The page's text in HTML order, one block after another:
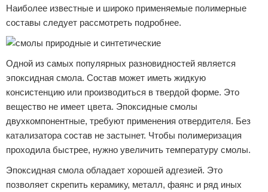
Наиболее известные и широко применяемые полимерные
составы следует рассмотреть подробнее.
Одной из самых популярных разновидностей является
эпоксидная смола. Состав может иметь жидкую
консистенцию или производиться в твердой форме. Это
вещество не имеет цвета. Эпоксидные смолы
двухкомпонентные, требуют применения отвердителя. Без
катализатора состав не застынет. Чтобы полимеризация
проходила быстрее, нужно увеличить температуру смолы.
Эпоксидная смола обладает хорошей адгезией. Это
позволяет скрепить керамику, металл, фаянс и ряд иных